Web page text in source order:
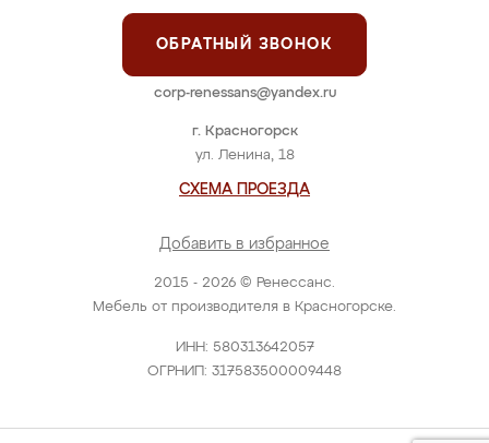
2015 - 2026 © Ренессанс.
Мебель от производителя в Красногорске.
ИНН: 580313642057
ОГРНИП: 317583500009448
г. Красногорск
ул. Ленина, 18
СХЕМА ПРОЕЗДА
Добавить в избранное
ОБРАТНЫЙ ЗВОНОК
corp-renessans@yandex.ru